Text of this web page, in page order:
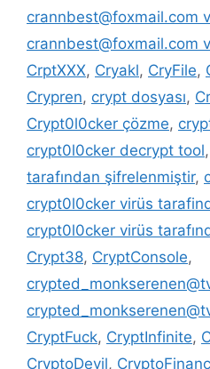
crannbest@foxmail.com
crannbest@foxmail.com
CrptXXX, Cryakl, CryFile,
Crypren, crypt dosyası,
Crypt0l0cker çözme,
crypt0l0cker decrypt tool,
tarafından şifrelenmiştir,
crypt0l0cker virüs
crypt0l0cker virüs
Crypt38, CryptConsole,
CryptFuck, CryptInfinite,
CryptoDevil,